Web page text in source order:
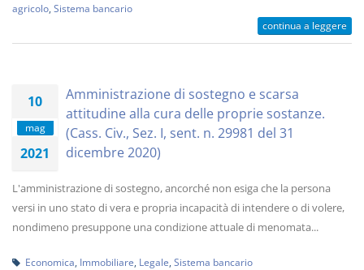
agricolo Sistema bancario
continua a leggere
10
mag
2021
Amministrazione di sostegno e scarsa
attitudine alla cura delle proprie sostanze.
(Cass. Civ., Sez. I, sent. n. 29981 del 31
dicembre 2020)
L'amministrazione di sostegno, ancorché non esiga che la persona
versi in uno stato di vera e propria incapacità di intendere o di volere,
nondimeno presuppone una condizione attuale di menomata...
Economica Immobiliare Legale Sistema bancario